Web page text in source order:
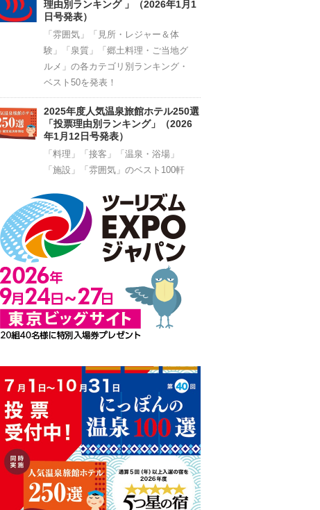
理由別ランキング 」（2026年1月1
日号発表）
「雰囲気」「見所・レジャー＆体
験」「泉質」「郷土料理・ご当地グ
ルメ」の各カテゴリ別ランキング・
ベスト50を発表！
2025年度人気温泉旅館ホテル250選
「投票理由別ランキング」（2026
年1月12日号発表）
「料理」「接客」「温泉・浴場」
「施設」「雰囲気」のベスト100軒